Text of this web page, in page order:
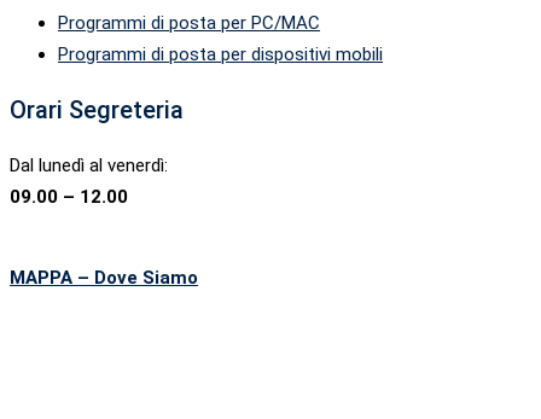
Programmi di posta per PC/MAC
Programmi di posta per dispositivi mobili
Orari Segreteria
Dal lunedì al venerdì:
09.00 – 12.00
MAPPA – Dove Siamo